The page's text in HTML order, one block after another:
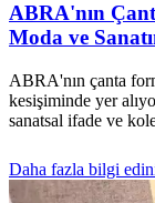
ABRA'nın
Moda ve
ABRA'nın çanta
kesişiminde yer
sanatsal ifade ve
Daha fazla bilgi